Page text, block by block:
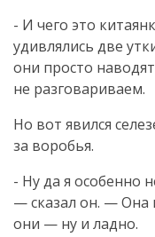
- И чего это
удивлялись две
они просто
не разговариваем.
Но вот явился
за воробья.
- Ну да я особенно
— сказал он. — Она
они — ну и ладно.